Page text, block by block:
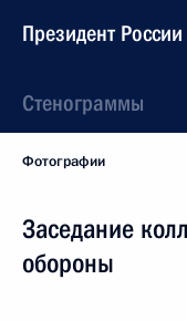
Президент России
Стенограммы
Фотографии
Заседание
обороны